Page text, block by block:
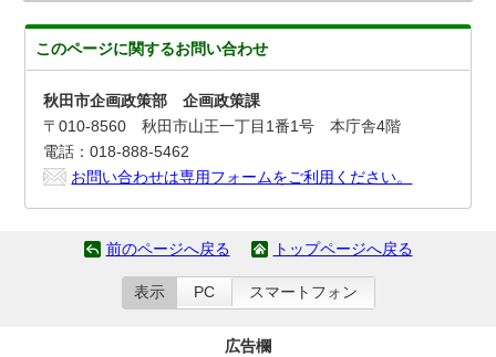
このページに関するお問い合わせ
秋田市企画政策部 企画政策課
〒010-8560 秋田市山王一丁目1番1号 本庁舎4階
電話：018-888-5462
お問い合わせは専用フォームをご利用ください。
前のページへ戻る トップページへ戻る
表示 PC スマートフォン
広告欄